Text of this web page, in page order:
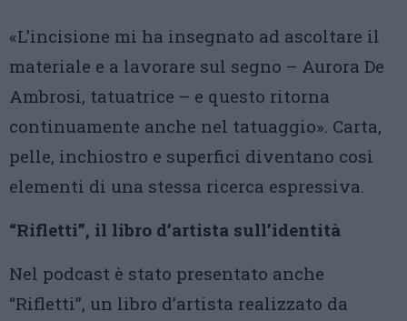
«L’incisione mi ha insegnato ad ascoltare il
materiale e a lavorare sul segno – Aurora De
Ambrosi, tatuatrice – e questo ritorna
continuamente anche nel tatuaggio». Carta,
pelle, inchiostro e superfici diventano così
elementi di una stessa ricerca espressiva.
“Rifletti”, il libro d’artista sull’identità
Nel podcast è stato presentato anche
“Rifletti”, un libro d’artista realizzato da